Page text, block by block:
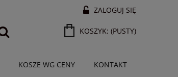
ZALOGUJ SIĘ
KOSZYK: (PUSTY)
KOSZE WG CENY
KONTAKT